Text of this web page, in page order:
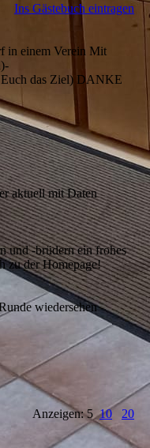
Ins Gästebuch eintragen
in einem Verein Mit
Euch das Ziel) DANKE
aktuell mit Daten
und -brüdern ein frohes
zu der Homepage!
wiedersehen
Anzeigen: 510 20